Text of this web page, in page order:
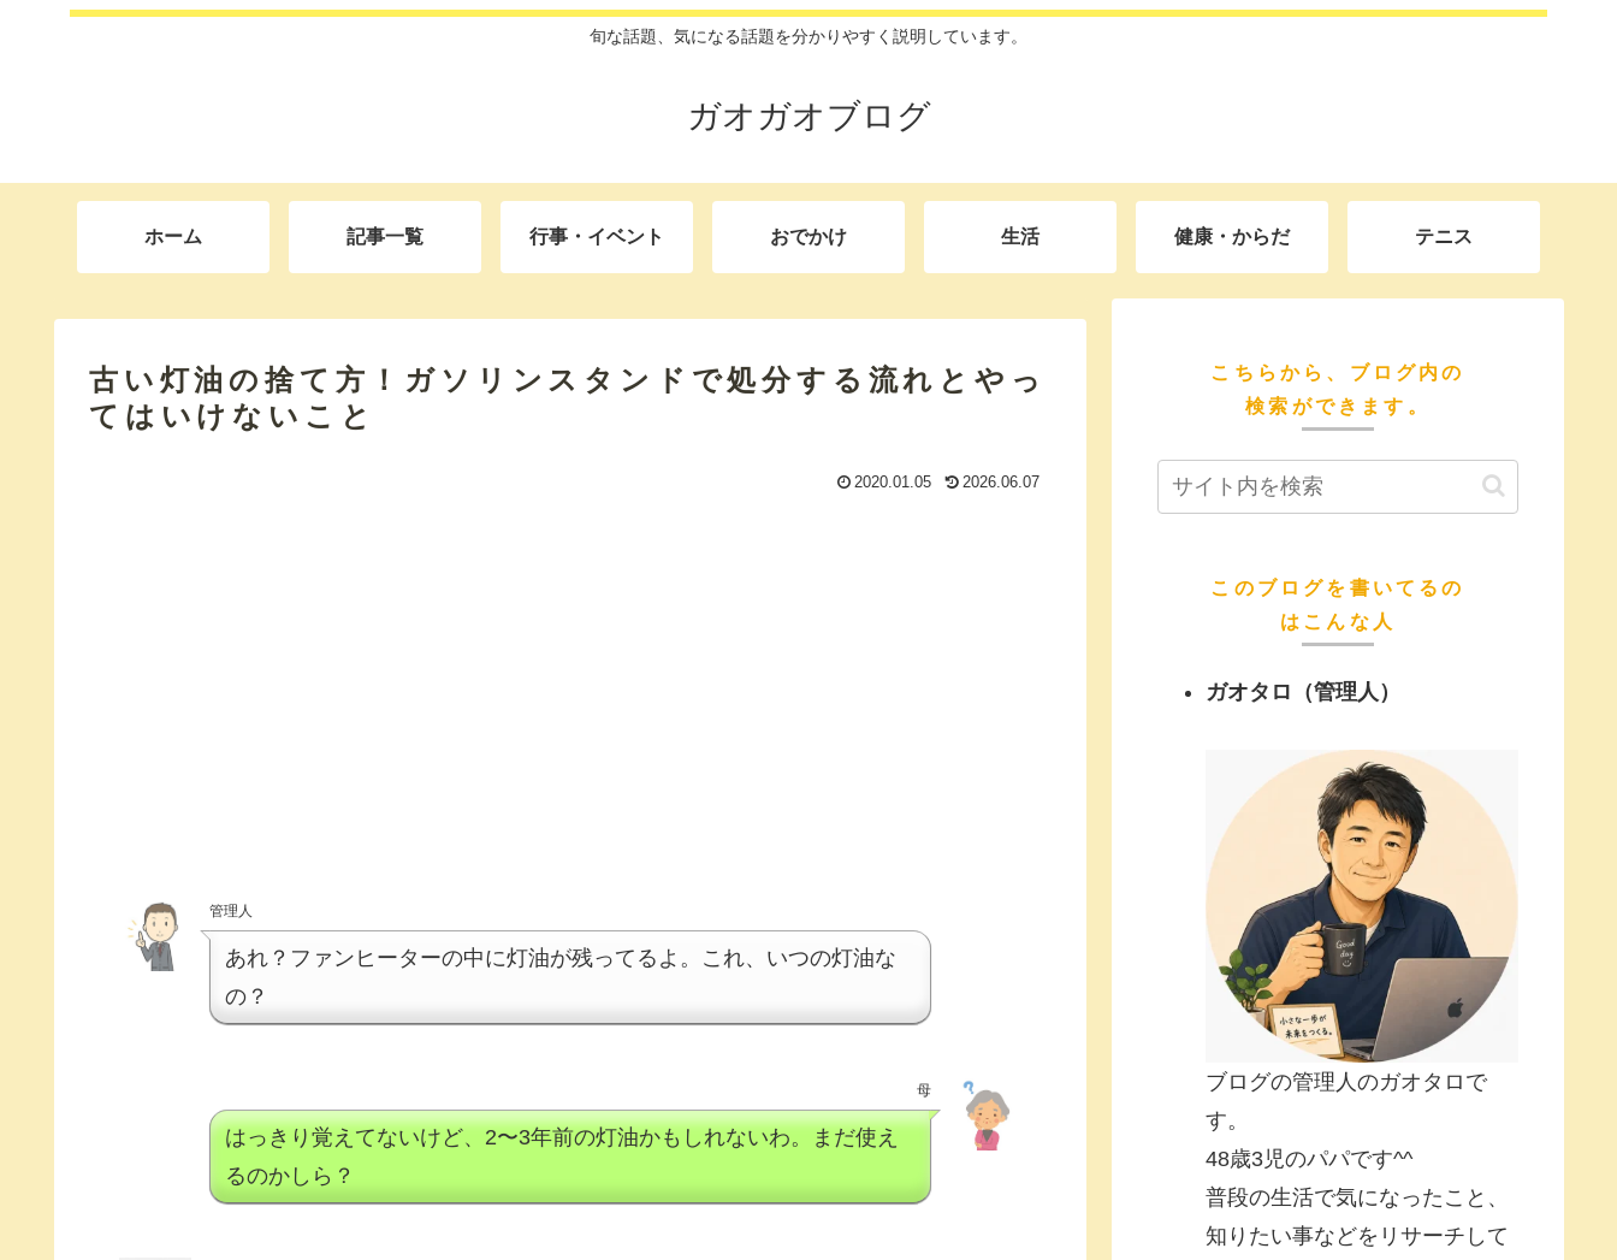
旬な話題、気になる話題を分かりやすく説明しています。
ガオガオブログ
ホーム 記事一覧 行事・イベント おでかけ 生活 健康・からだ テニス
古い灯油の捨て方！ガソリンスタンドで処分する流れとやっ
てはいけないこと
2020.01.05 2026.06.07
管理人
あれ？ファンヒーターの中に灯油が残ってるよ。これ、いつの灯油な
の？
母
はっきり覚えてないけど、2〜3年前の灯油かもしれないわ。まだ使え
るのかしら？
こちらから、ブログ内の
検索ができます。
このブログを書いてるの
はこんな人
ガオタロ（管理人）
ブログの管理人のガオタロで
す。
48歳3児のパパです^^
普段の生活で気になったこと、
知りたい事などをリサーチして